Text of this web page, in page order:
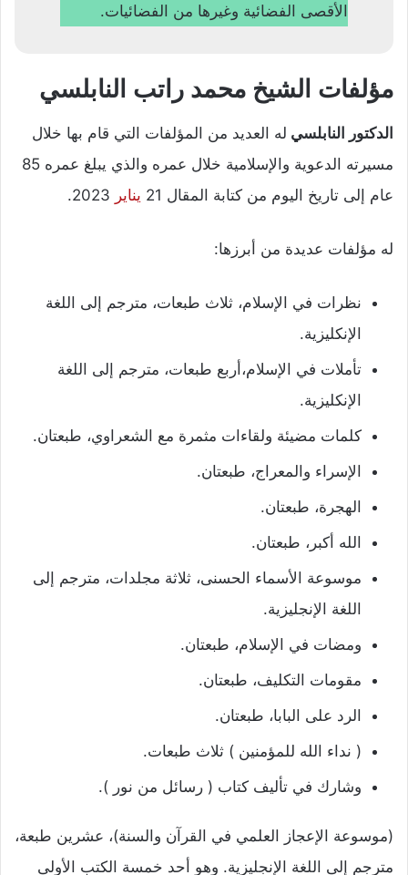
الأقصى الفضائية وغيرها من الفضائيات.
مؤلفات الشيخ محمد راتب النابلسي
الدكتور النابلسي له العديد من المؤلفات التي قام بها خلال
مسيرته الدعوية والإسلامية خلال عمره والذي يبلغ عمره 85
عام إلى تاريخ اليوم من كتابة المقال 21
يناير
له مؤلفات عديدة من أبرزها:
نظرات في الإسلام، ثلاث طبعات، مترجم إلى اللغة
الإنكليزية.
تأملات في الإسلام،أربع طبعات، مترجم إلى اللغة
الإنكليزية.
كلمات مضيئة ولقاءات مثمرة مع الشعراوي، طبعتان.
الإسراء والمعراج، طبعتان.
الهجرة، طبعتان.
الله أكبر، طبعتان.
موسوعة الأسماء الحسنى، ثلاثة مجلدات، مترجم إلى
اللغة الإنجليزية.
ومضات في الإسلام، طبعتان.
مقومات التكليف، طبعتان.
الرد على البابا، طبعتان.
( نداء الله للمؤمنين ) ثلاث طبعات.
وشارك في تأليف كتاب ( رسائل من نور ).
(موسوعة الإعجاز العلمي في القرآن والسنة)، عشرين طبعة،
مترجم إلى اللغة الإنجليزية. وهو أحد خمسة الكتب الأولى